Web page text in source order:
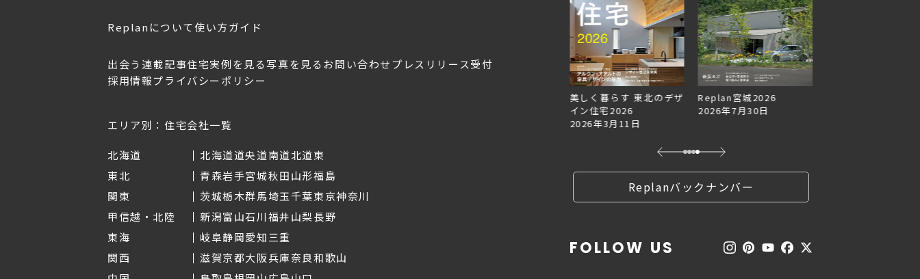
Replanについて使い方ガイド
出会う 連載記事住宅実例を見る写真を見る お問い合わせ プレスリリース受付
採用情報プライバシーポリシー
エリア別：住宅会社一覧
北海道 北海道道央道南道北道東
東北
青森岩手宮城秋田山形福島
関東
茨城栃木群馬埼玉千葉東京神奈川
甲信越・北陸
新潟富山石川福井山梨長野
東海
岐阜静岡愛知三重
関西
滋賀京都大阪兵庫奈良和歌山
2026年3月11日
美しく暮らす 東北のデザ
イン住宅2026
2026年3月11日
Replan宮城2026
2026年7月30日
Replanバックナンバー
FOLLOW US